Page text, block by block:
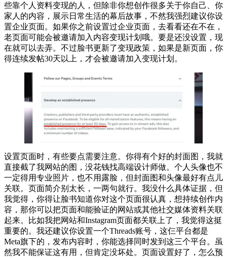
些靠个人资料变现的人，但除非你想创作很多关于你自己、你
家人的内容，展示日常生活的幕后故事，不然我强烈建议你设
置企业页面。如果你之前设置过企业页面，去看看还在不在，
老页面可能会被邀请加入内容变现计划哦。要是还没设置，现
在就可以去弄。不过脸书更新了变现政策，如果是新页面，你
得连续发帖30天以上，才会被邀请加入变现计划。
设置页面时，有些要点需要注意。你得有个好的封面图，我就
直接截了我网站的图，没花钱找高端设计师做。个人头像也不
一定得用专业照片，也不用露脸，但封面图和头像最好有点儿
关联。页面简介别太长，一两句就行。我没什么具体证据，但
我觉得，你得让脸书知道你对这个页面很认真，想持续创作内
容，那你可以把页面和能验证的网站或其他社交媒体资料关联
起来。比如我把网站和Instagram页面都关联上了，我觉得这挺
重要的。我还建议你设置一个Threads账号，这仨平台都是
Meta旗下的，发布内容时，你能选择同时发到这三个平台。虽
然我不能保证这有用，但肯定没坏处。页面设置好了，怎么预